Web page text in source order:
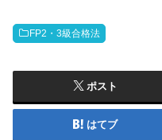
FP2・3級合格法
ポスト
はてブ